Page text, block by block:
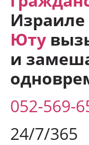
Израиле
Юту
и
052-569-
24/7/365